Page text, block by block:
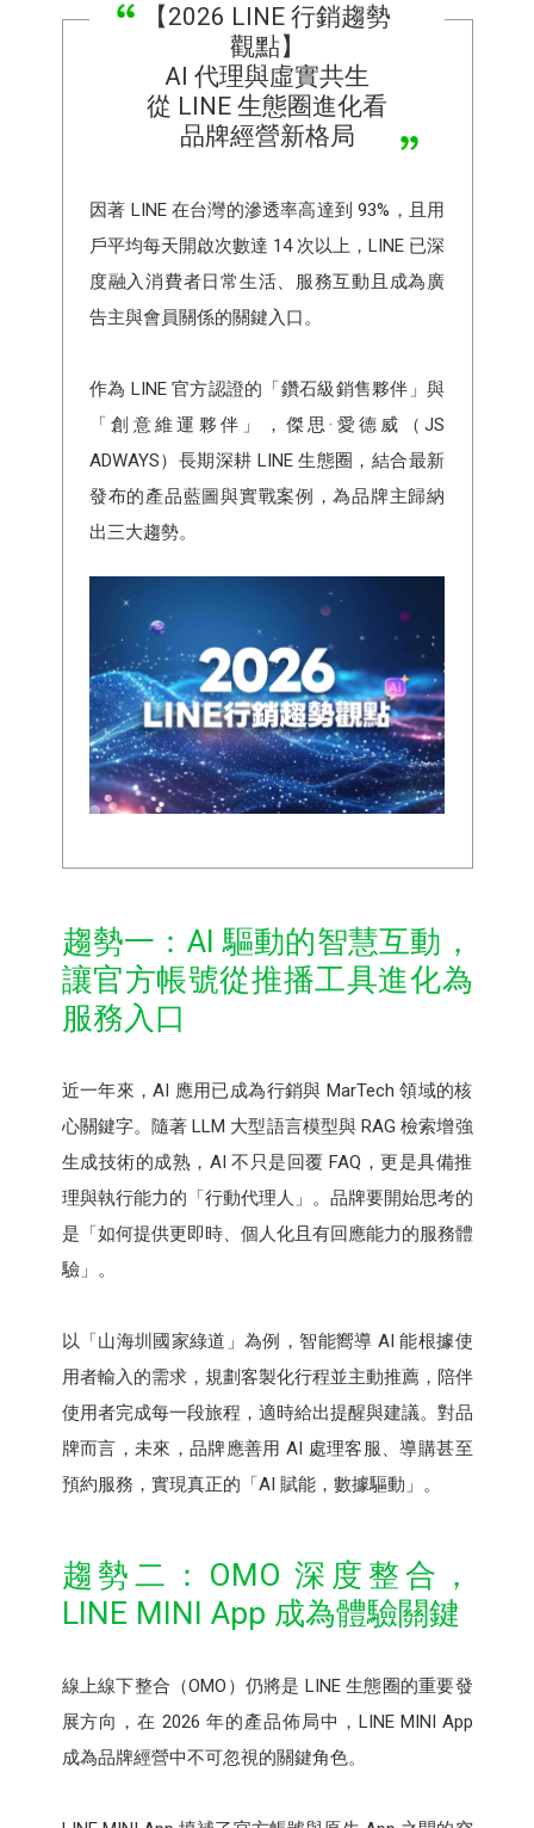
【2026 LINE 行銷趨勢
觀點】
AI 代理與虛實共生
從 LINE 生態圈進化看
品牌經營新格局
因著 LINE 在台灣的滲透率高達到 93%，且用
戶平均每天開啟次數達 14 次以上，LINE 已深
度融入消費者日常生活、服務互動且成為廣
告主與會員關係的關鍵入口。
作為 LINE 官方認證的「鑽石級銷售夥伴」與
「創意維運夥伴」，傑思·愛德威（JS
ADWAYS）長期深耕 LINE 生態圈，結合最新
發布的產品藍圖與實戰案例，為品牌主歸納
出三大趨勢。
趨勢一：AI 驅動的智慧互動，
讓官方帳號從推播工具進化為
服務入口
近一年來，AI 應用已成為行銷與 MarTech 領域的核
心關鍵字。隨著 LLM 大型語言模型與 RAG 檢索增強
生成技術的成熟，AI 不只是回覆 FAQ，更是具備推
理與執行能力的「行動代理人」。品牌要開始思考的
是「如何提供更即時、個人化且有回應能力的服務體
驗」。
以「山海圳國家綠道」為例，智能嚮導 AI 能根據使
用者輸入的需求，規劃客製化行程並主動推薦，陪伴
使用者完成每一段旅程，適時給出提醒與建議。對品
牌而言，未來，品牌應善用 AI 處理客服、導購甚至
預約服務，實現真正的「AI 賦能，數據驅動」。
趨勢二：OMO 深度整合，
LINE MINI App 成為體驗關鍵
線上線下整合（OMO）仍將是 LINE 生態圈的重要發
展方向，在 2026 年的產品佈局中，LINE MINI App
成為品牌經營中不可忽視的關鍵角色。